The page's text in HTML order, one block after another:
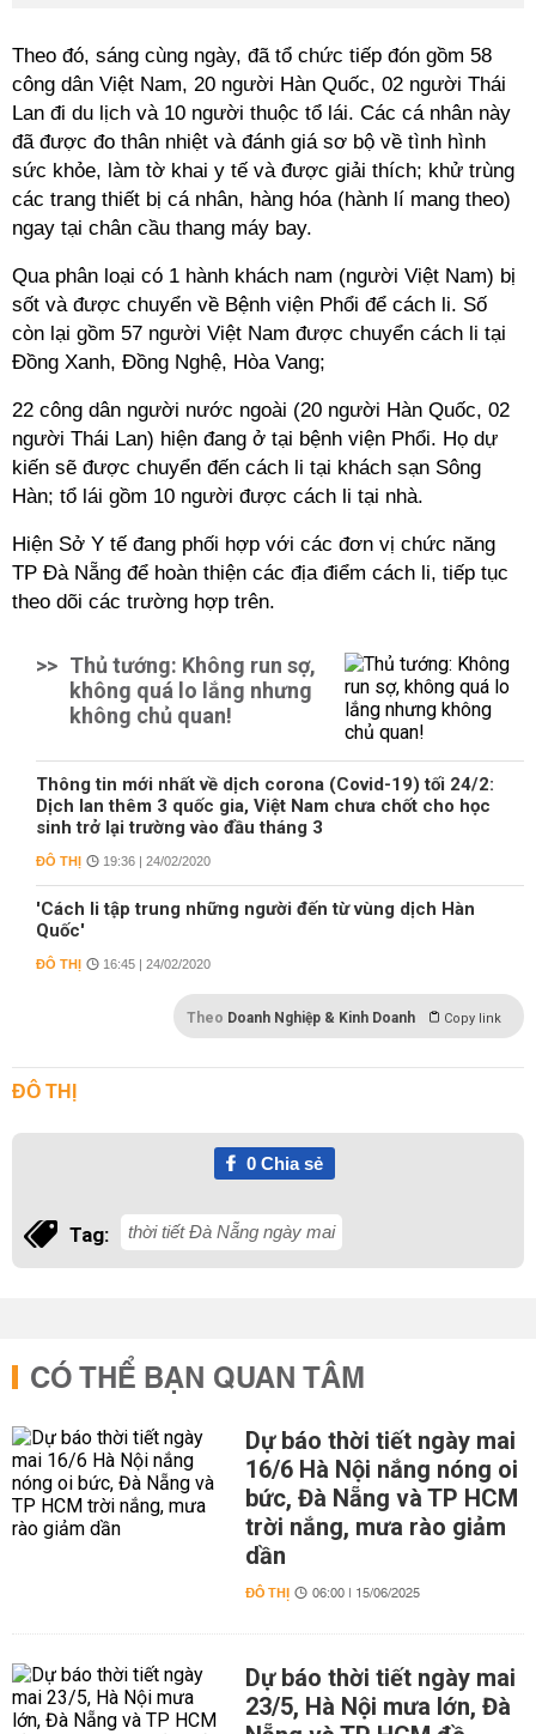
Theo đó, sáng cùng ngày, đã tổ chức tiếp đón gồm 58
công dân Việt Nam, 20 người Hàn Quốc, 02 người Thái
Lan đi du lịch và 10 người thuộc tổ lái. Các cá nhân này
đã được đo thân nhiệt và đánh giá sơ bộ về tình hình
sức khỏe, làm tờ khai y tế và được giải thích; khử trùng
các trang thiết bị cá nhân, hàng hóa (hành lí mang theo)
ngay tại chân cầu thang máy bay.
Qua phân loại có 1 hành khách nam (người Việt Nam) bị
sốt và được chuyển về Bệnh viện Phổi để cách li. Số
còn lại gồm 57 người Việt Nam được chuyển cách li tại
Đồng Xanh, Đồng Nghệ, Hòa Vang;
22 công dân người nước ngoài (20 người Hàn Quốc, 02
người Thái Lan) hiện đang ở tại bệnh viện Phổi. Họ dự
kiến sẽ được chuyển đến cách li tại khách sạn Sông
Hàn; tổ lái gồm 10 người được cách li tại nhà.
Hiện Sở Y tế đang phối hợp với các đơn vị chức năng
TP Đà Nẵng để hoàn thiện các địa điểm cách li, tiếp tục
theo dõi các trường hợp trên.
>> Thủ tướng: Không run sợ,
không quá lo lắng nhưng
không chủ quan!
Thông tin mới nhất về dịch corona (Covid-19) tối 24/2:
Dịch lan thêm 3 quốc gia, Việt Nam chưa chốt cho học
sinh trở lại trường vào đầu tháng 3
ĐÔ THỊ 19:36 | 24/02/2020
'Cách li tập trung những người đến từ vùng dịch Hàn
Quốc'
ĐÔ THỊ 16:45 | 24/02/2020
Theo Doanh Nghiệp & Kinh Doanh Copy link
ĐÔ THỊ
0Chia sẻ
Tag: thời tiết Đà Nẵng ngày mai
CÓ THỂ BẠN QUAN TÂM
Dự báo thời tiết ngày mai
16/6 Hà Nội nắng nóng oi
bức, Đà Nẵng và TP HCM
trời nắng, mưa rào giảm
dần
ĐÔ THỊ 06:00 | 15/06/2025
Dự báo thời tiết ngày mai
23/5, Hà Nội mưa lớn, Đà